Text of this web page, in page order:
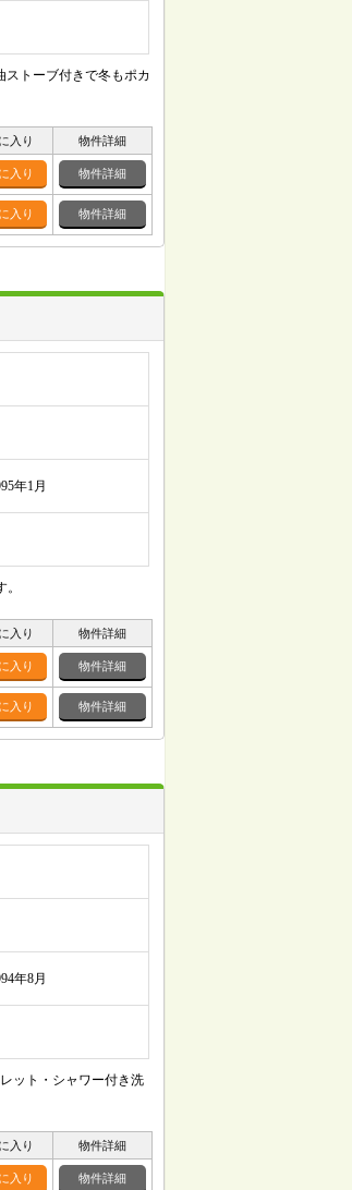
トーブ付きで冬もポカ
入り 物件詳細
入り 物件詳細
入り 物件詳細
年1月
入り 物件詳細
入り 物件詳細
入り 物件詳細
年8月
ット・シャワー付き洗
入り 物件詳細
入り 物件詳細